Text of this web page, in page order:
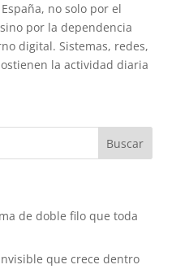
no solo por el
por la dependencia
digital. Sistemas, redes,
la actividad diaria
de doble filo que toda
que crece dentro